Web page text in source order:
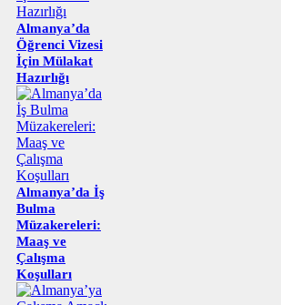
Almanya’da
Öğrenci Vizesi
İçin Mülakat
Hazırlığı
Almanya’da İş
Bulma
Müzakereleri:
Maaş ve
Çalışma
Koşulları